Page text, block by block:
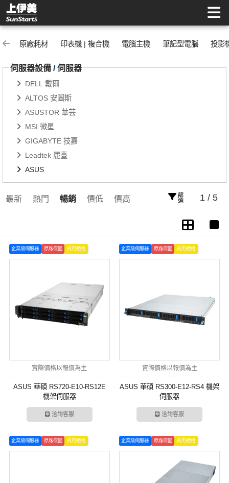
ASUS | 上伊美辦公用品網
原廠耗材 印表機 | 複合機 電腦主機 筆記型電腦 投影
伺服器設備 /伺服器
DELL 戴爾
ALTOS 安圖斯
ASUSTOR 華芸
MSI 微星
GIGABYTE 技嘉
Leadtek 麗臺
ASUS
最新 熱門 暢銷 價低 價高 篩選 1 / 5
企業級伺服器 原廠保固 商用規格
實際價格以報價為主
ASUS 華碩 RS720-E10-RS12E
機架伺服器
洽詢客服
企業級伺服器 原廠保固 商用規格
實際價格以報價為主
ASUS 華碩 RS300-E12-RS4 機架
伺服器
洽詢客服
企業級伺服器 原廠保固 商用規格 企業級伺服器 原廠保固 商用規格